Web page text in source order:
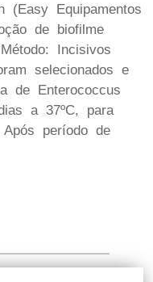
(Easy Equipamentos
de biofilme
Incisivos
selecionados e
de Enterococcus
a 37ºC, para
período de